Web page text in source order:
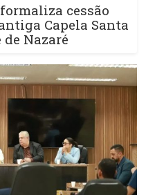
cessão
Capela Santa
Nazaré